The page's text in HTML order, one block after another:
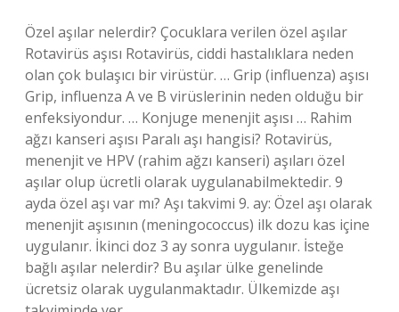
Özel aşılar nelerdir? Çocuklara verilen özel aşılar
Rotavirüs aşısı Rotavirüs, ciddi hastalıklara neden
olan çok bulaşıcı bir virüstür. … Grip (influenza) aşısı
Grip, influenza A ve B virüslerinin neden olduğu bir
enfeksiyondur. … Konjuge menenjit aşısı … Rahim
ağzı kanseri aşısı Paralı aşı hangisi? Rotavirüs,
menenjit ve HPV (rahim ağzı kanseri) aşıları özel
aşılar olup ücretli olarak uygulanabilmektedir. 9
ayda özel aşı var mı? Aşı takvimi 9. ay: Özel aşı olarak
menenjit aşısının (meningococcus) ilk dozu kas içine
uygulanır. İkinci doz 3 ay sonra uygulanır. İsteğe
bağlı aşılar nelerdir? Bu aşılar ülke genelinde
ücretsiz olarak uygulanmaktadır. Ülkemizde aşı